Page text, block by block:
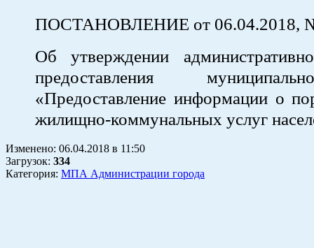
ПОСТАНОВЛЕНИЕ от 06.04.2018,
Об утверждении
предоставления
«Предоставление информации о
жилищно-коммунальных услуг
Изменено: 06.04.2018 в 11:50
Загрузок: 334
Категория: МПА Администрации города